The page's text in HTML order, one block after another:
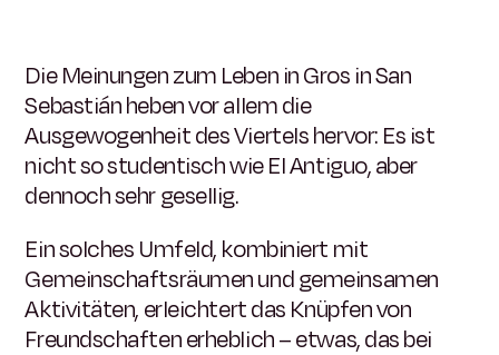
Die Meinungen zum Leben in Gros in San
Sebastián heben vor allem die
Ausgewogenheit des Viertels hervor: Es ist
nicht so studentisch wie El Antiguo, aber
dennoch sehr gesellig.
Ein solches Umfeld, kombiniert mit
Gemeinschaftsräumen und gemeinsamen
Aktivitäten, erleichtert das Knüpfen von
Freundschaften erheblich – etwas, das bei